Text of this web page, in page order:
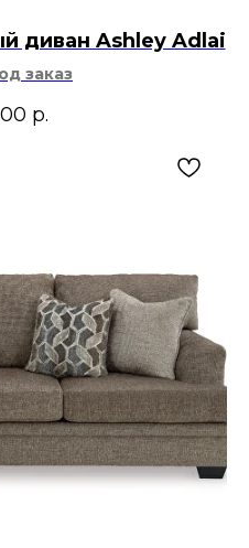
диван Ashley Adlai
заказ
р.